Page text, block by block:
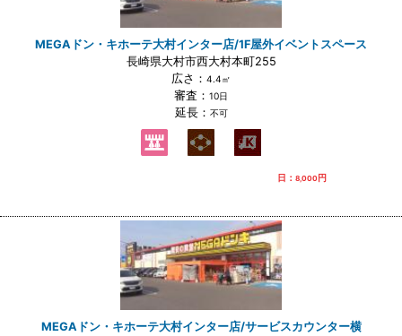
MEGAドン・キホーテ大村インター店/1F屋外イベントスペース
長崎県大村市西大村本町255
広さ： 4.4㎡
審査： 10日
延長： 不可
日： 8,000円
MEGAドン・キホーテ大村インター店/サービスカウンター横